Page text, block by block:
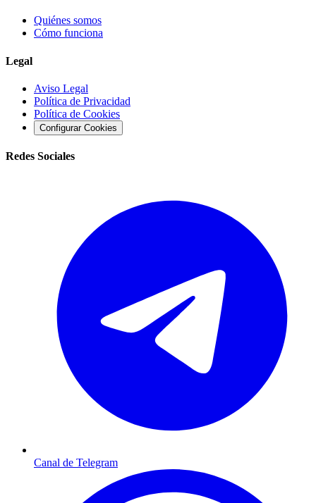
Quiénes somos
Cómo funciona
Legal
Aviso Legal
Política de Privacidad
Política de Cookies
Configurar Cookies
Redes Sociales
Canal de Telegram